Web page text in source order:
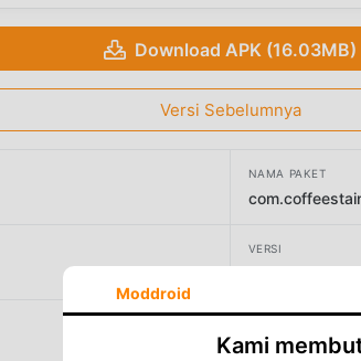
Download APK (16.03MB)
Versi Sebelumnya
NAMA PAKET
VERSI
Coffee Stain
Moddroid
Kami